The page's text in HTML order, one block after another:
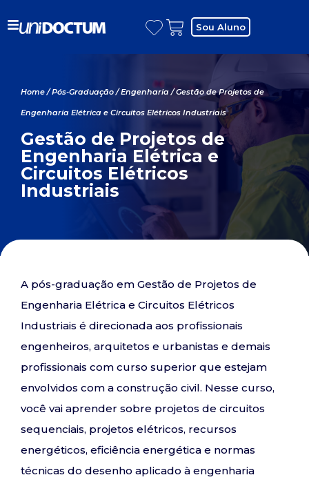
Sou Aluno
Home/Pós-Graduação/Engenharia/ Gestão de Projetos de
Engenharia Elétrica e Circuitos Elétricos Industriais
Gestão de Projetos de
Engenharia Elétrica e
Circuitos Elétricos
Industriais
A pós-graduação em Gestão de Projetos de
Engenharia Elétrica e Circuitos Elétricos
Industriais é direcionada aos profissionais
engenheiros, arquitetos e urbanistas e demais
profissionais com curso superior que estejam
envolvidos com a construção civil. Nesse curso,
você vai aprender sobre projetos de circuitos
sequenciais, projetos elétricos, recursos
energéticos, eficiência energética e normas
técnicas do desenho aplicado à engenharia